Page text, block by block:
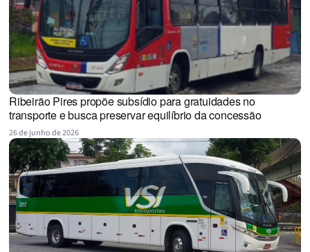
Ribeirão Pires propõe subsídio para gratuidades no
transporte e busca preservar equilíbrio da concessão
26 de junho de 2026